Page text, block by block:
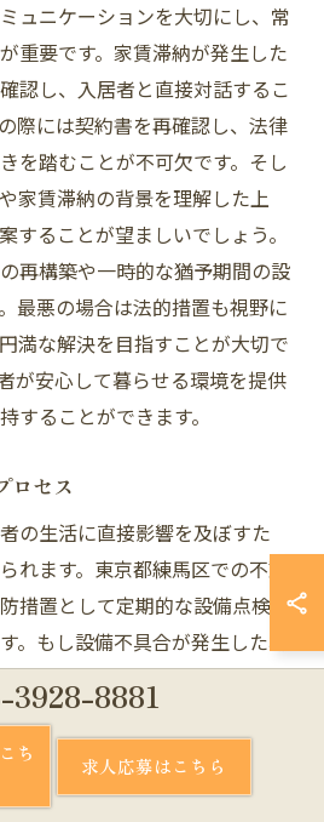
ュニケーションを大切にし、常
重要です。家賃滞納が発生した
認し、入居者と直接対話するこ
際には契約書を再確認し、法律
を踏むことが不可欠です。そし
家賃滞納の背景を理解した上
することが望ましいでしょう。
再構築や一時的な猶予期間の設
最悪の場合は法的措置も視野に
満な解決を目指すことが大切で
が安心して暮らせる環境を提供
することができます。
ロセス
の生活に直接影響を及ぼすた
れます。東京都練馬区での不動
措置として定期的な設備点検を
。もし設備不具合が発生した場
報告を受けた際に、詳細をヒア
把握することが重要です。次
に必要な専門業者を手配し、速
この際、修理の進捗状況を入居
3928-8881
ち
求人応募はこちら